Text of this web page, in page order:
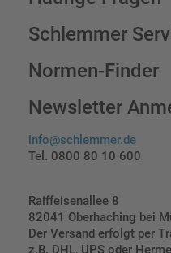
Schlemmer
Normen-Finder
Newsletter
info@schlemmer.de
Tel. 0800 80 10 600
Raiffeisenallee 8
82041 Oberhaching bei
Der Versand erfolgt per
z.B. DHL, UPS oder